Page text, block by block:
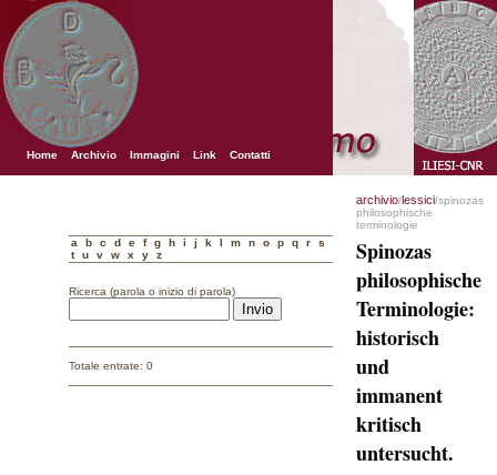
Home Archivio Immagini Link Contatti
a b c d e f g h i j k l m n o p q r
s
t
u v w x y z
Ricerca (parola o inizio di parola)
Totale entrate: 0
archivio/lessici/spinozas
philosophische
terminologie
Spinozas
philosophische
Terminologie:
historisch
und
immanent
kritisch
untersucht.